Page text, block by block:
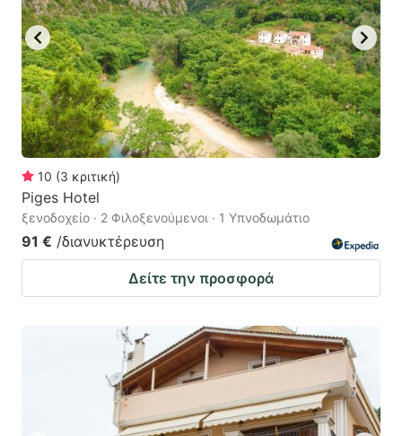
10 (3 κριτική)
Piges Hotel
ξενοδοχείο · 2 Φιλοξενούμενοι · 1 Υπνοδωμάτιο
91 € /διανυκτέρευση
Δείτε την προσφορά